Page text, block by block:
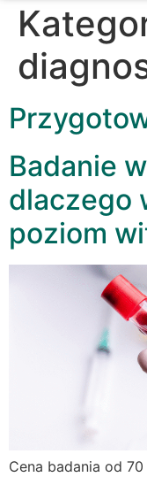
Badanie
dlaczego
poziom
Cena badania od